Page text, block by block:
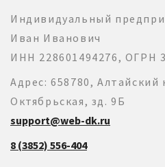
Индивидуальный
Иван Иванович
ИНН 228601494276, ОГРН
Адрес: 658780, Алтайский
Октябрьская, зд. 9Б
support@web-dk.ru
8 (3852) 556-404